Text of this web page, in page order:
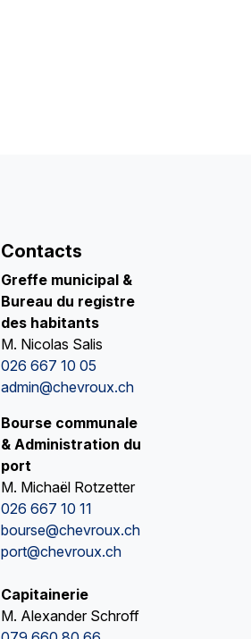
Contacts
Greffe municipal &
Bureau du registre
des habitants
M. Nicolas Salis
026 667 10 05
admin@chevroux.ch
Bourse communale
& Administration du
port
M. Michaël Rotzetter
026 667 10 11
bourse@chevroux.ch
port@chevroux.ch
Capitainerie
M. Alexander Schroff